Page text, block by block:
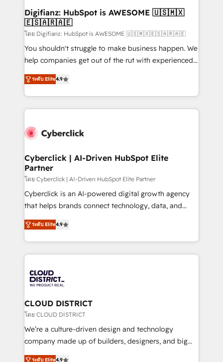
Augmentée. Ce n'est pas une entreprise qui utilise
l'IA. C'est une organisation qui a réussi la symbiose
entre l'expertise humaine et l'intelligence artificielle.
Pas pour remplacer l'humain, mais pour l'augmenter.
Chez Ideagency, nous accompagnons cette
données unifiées, des processus alignés. Ensuite
l'augmentation : l'IA là où elle crée de la valeur. Et
Stand Out.
Digifianz: HubSpot is AWESOME 🇺🇸🇲🇽
🇪🇸🇦🇷🇦🇪
โดย Digifianz: HubSpot is AWESOME 🇺🇸🇲🇽🇪🇸🇦🇷🇦🇪
You shouldn't struggle to make business happen. We
help companies get out of the rut with experienced,
process-oriented teams implementing HubSpot
Marketing, Sales, Service, CMS and Operations Hub,
so selling and actually engaging with your customers
feels easy and pain-free. We are a top ranked
and Customer First Awards, 4.9/5 rating in HubSpot
helps the following industries: logistics & 3PL, home
improvement & construction, branding and
commercialization, real estate, health, education,
SaaS, Software Dev & IT and consulting, make the
most out of their HubSpot experience operating in
America. From casual user to super fan: make
HubSpot an experience you LOVE!
ระดับ Elite4.9
Cyberclick | AI-Driven HubSpot Elite
Partner
โดย Cyberclick | AI-Driven HubSpot Elite Partner
Cyberclick is an AI-powered digital growth agency
that helps brands connect technology, data, and
creativity to achieve measurable results. Founded in
Barcelona and operating across Spain, LATAM, and
the UK, we support global companies in building
smarter marketing, sales, and customer success
Iberia (Spain & Portugal), we combine human insight
with intelligent automation to drive sustainable
growth. Our multidisciplinary team designs solutions
that simplify complexity, boost performance, and
turn innovation into real impact. 🌍 Highlights •
HubSpot Partner since 2012 • 2022 EMEA Impact
ระดับ Elite4.9
CLOUD DISTRICT
โดย CLOUD DISTRICT
We’re a culture-driven design and technology
company made up of builders, designers, and big
thinkers. We blend strategy, design, and
ระดับ Elite4.9